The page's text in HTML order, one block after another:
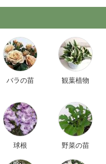
バラの苗 観葉植物
球根 野菜の苗